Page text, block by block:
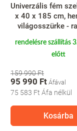
Univerzális fém
x 40 x 185 cm,
világosszürke -
rendelésre szállítás
előtt
159 990 Ft
95 990 Ft
75 583 Ft Áfa nélkül
Kosárba